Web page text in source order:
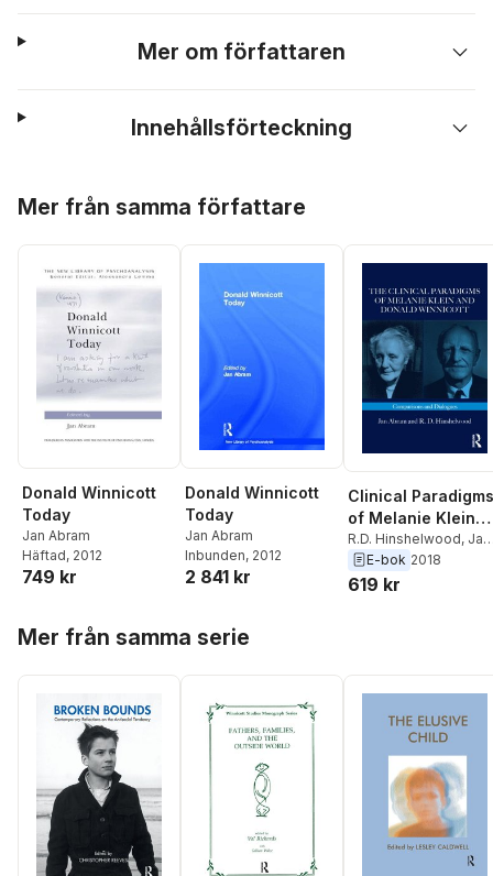
Mer om författaren
Innehållsförteckning
Mer från samma författare
Donald Winnicott
Today
Jan Abram
Häftad, 2012
749 kr
Donald Winnicott
Today
Jan Abram
Inbunden, 2012
2 841 kr
Clinical Paradigms
of Melanie Klein
and Donald
Winnicott
R.D. Hinshelwood, Jan
Abram
E-bok 2018
619 kr
Mer från samma serie